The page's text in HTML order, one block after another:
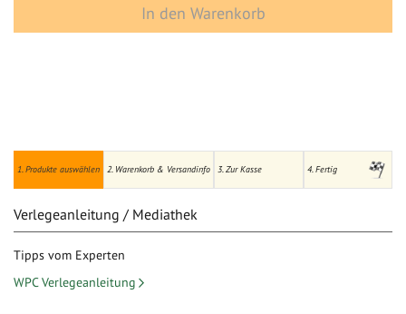
1. Produkte auswählen 2. Warenkorb & Versandinfo 3. Zur Kasse 4. Fertig
In den Warenkorb
Verlegeanleitung / Mediathek
Tipps vom Experten
WPC Verlegeanleitung